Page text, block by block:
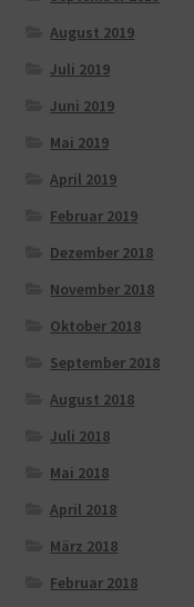
August 2019
Juli 2019
Juni 2019
Mai 2019
April 2019
Februar 2019
Dezember 2018
November 2018
Oktober 2018
September 2018
August 2018
Juli 2018
Mai 2018
April 2018
März 2018
Februar 2018